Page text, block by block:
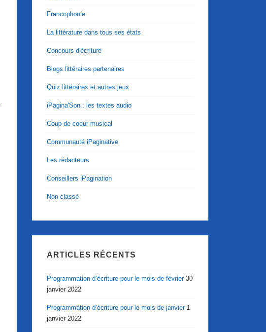
Francophonie
La littérature dans tous ses états
Concours d'écriture
Blogs littéraires partenaires
Quiz littéraires et autres jeux
iPagina'Son : les textes audio
Coup de coeur musical
Communauté iPaginative
Les rédacteurs
Conseillers iPagination
Non classé
ARTICLES RÉCENTS
Programmation d’écriture pour le mois de février 30
janvier 2022
Programmation d’écriture pour le mois de janvier 1
janvier 2022